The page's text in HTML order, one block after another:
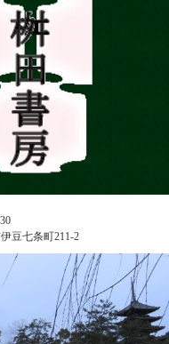
豆七条町211-2